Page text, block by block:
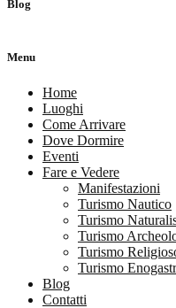
Blog
Menu
Home
Luoghi
Come Arrivare
Dove Dormire
Eventi
Fare e Vedere
Manifestazioni
Turismo Nautico
Turismo
Turismo
Turismo
Turismo
Blog
Contatti